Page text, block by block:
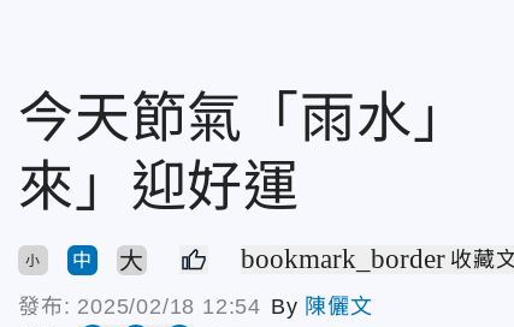
今天節氣「雨水」
來」迎好運
小 中 大 bookmark_border 收藏
發布: 2025/02/18 12:54 By 陳儷文